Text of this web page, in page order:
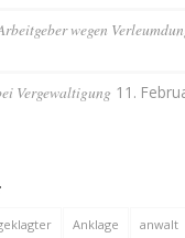
wegen
Vergewaltigung 11.
Anklage anwalt